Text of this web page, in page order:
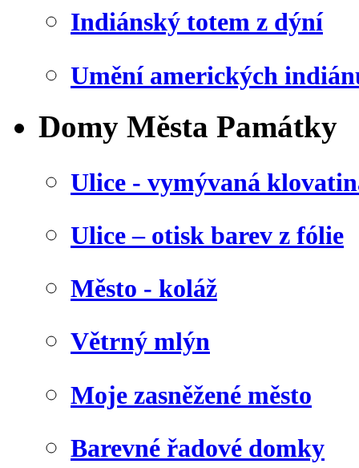
Indiánský totem z dýní
Umění amerických
Domy Města Památky
Ulice - vymývaná
Ulice – otisk barev z fólie
Město - koláž
Větrný mlýn
Moje zasněžené město
Barevné řadové domky